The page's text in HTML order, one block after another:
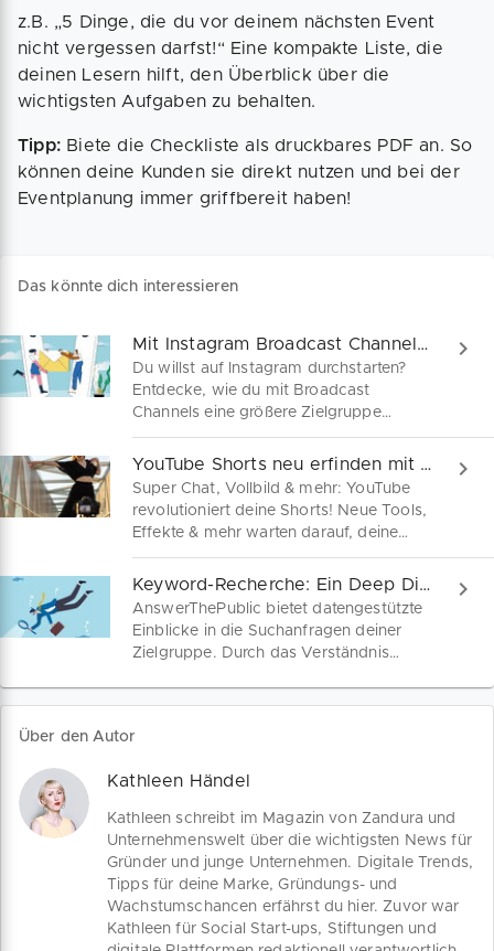
z.B. „5 Dinge, die du vor deinem nächsten Event
nicht vergessen darfst!“ Eine kompakte Liste, die
deinen Lesern hilft, den Überblick über die
wichtigsten Aufgaben zu behalten.
Tipp: Biete die Checkliste als druckbares PDF an. So
können deine Kunden sie direkt nutzen und bei der
Eventplanung immer griffbereit haben!
Das könnte dich interessieren
Mit Instagram Broadcast Channels am Puls deiner Kunden
Du willst auf Instagram durchstarten?
Entdecke, wie du mit Broadcast
Channels eine größere Zielgruppe
erreichst und sie mit aktuellen News
versorgst. Mit diesem Ratgeber bist du
bestens gerüstet, um deinen eigenen
Broadcast Channel auf Instagram zu
erstellen und effektiv für dein
YouTube Shorts neu erfinden mit diesen aktuellen Tools
Super Chat, Vollbild & mehr: YouTube
revolutioniert deine Shorts! Neue Tools,
Effekte & mehr warten darauf, deine
Videos auf das nächste Level zu
bringen. Hier findest du die nötige
Inspiration!
Keyword-Recherche: Ein Deep Dive in AnswerThePublic.
AnswerThePublic bietet datengestützte
Einblicke in die Suchanfragen deiner
Zielgruppe. Durch das Verständnis
Über den Autor
Kathleen Händel
Kathleen schreibt im Magazin von Zandura und
Unternehmenswelt über die wichtigsten News für
Gründer und junge Unternehmen. Digitale Trends,
Tipps für deine Marke, Gründungs- und
Wachstumschancen erfährst du hier. Zuvor war
Kathleen für Social Start-ups, Stiftungen und